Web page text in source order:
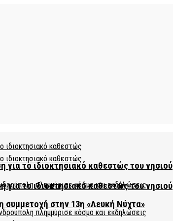
για το ιδιοκτησιακό καθεστώς του νησιού
για το ιδιοκτησιακό καθεστώς του νησιού
στην 13η «Λευκή Νύχτα»